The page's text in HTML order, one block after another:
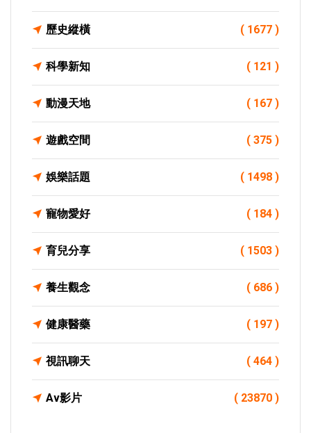
歷史縱橫 ( 1677 )
科學新知 ( 121 )
動漫天地 ( 167 )
遊戲空間 ( 375 )
娛樂話題 ( 1498 )
寵物愛好 ( 184 )
育兒分享 ( 1503 )
養生觀念 ( 686 )
健康醫藥 ( 197 )
視訊聊天 ( 464 )
Av影片 ( 23870 )